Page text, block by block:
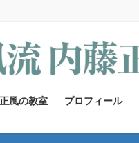
風の教室 プロフィール